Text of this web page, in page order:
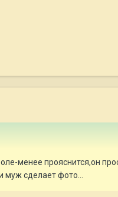
менее прояснится,он
муж сделает фото...